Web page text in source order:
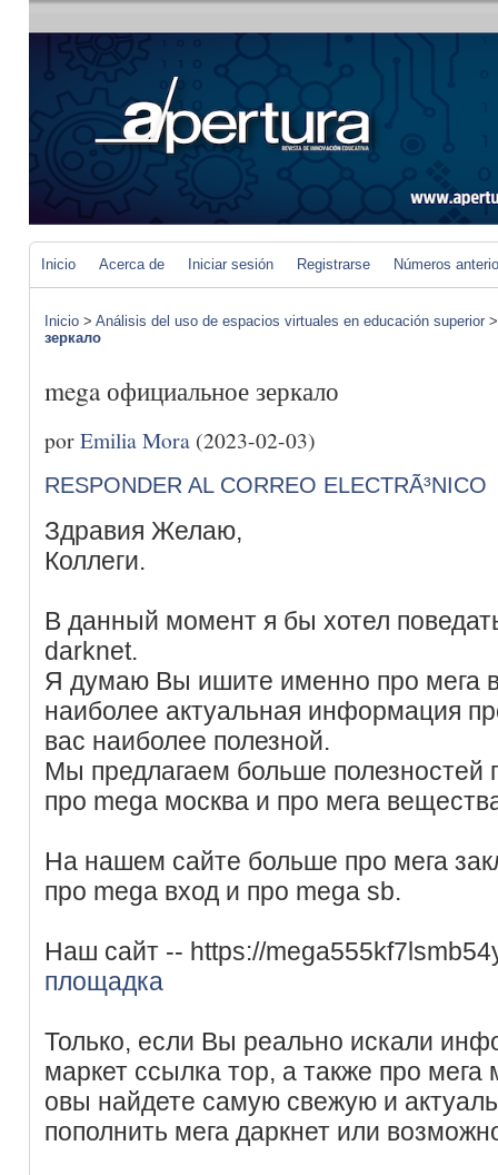
Inicio Acerca de Iniciar sesión Registrarse Números
Inicio > Análisis del uso de espacios virtuales en educación superior
зеркало
mega официальное зеркало
porEmilia Mora (2023-02-03)
RESPONDER AL CORREO ELECTRÃ³NICO
Здравия Желаю,
Коллеги.
В данный момент я бы хотел
darknet.
Я думаю Вы ишите именно про мега
наиболее актуальная информация
вас наиболее полезной.
Мы предлагаем больше полезностей
про mega москва и про мега
На нашем сайте больше про мега
про mega вход и про mega sb.
Наш сайт -- https://
площадка
Только, если Вы реально искали
маркет ссылка тор, а также про мега
овы найдете самую свежую и
пополнить мега даркнет или